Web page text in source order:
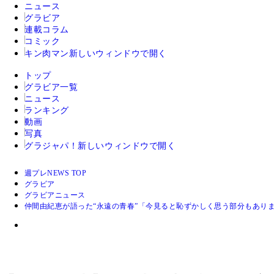
ニュース
グラビア
連載コラム
コミック
キン肉マン 新しいウィンドウで開く
トップ
グラビア一覧
ニュース
ランキング
動画
写真
グラジャパ！ 新しいウィンドウで開く
週プレNEWS TOP
グラビア
グラビアニュース
仲間由紀恵が語った“永遠の青春”「今見ると恥ずかしく思う部分もあり